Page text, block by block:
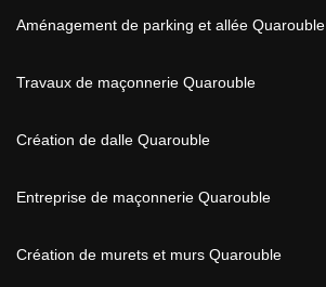
Aménagement de parking et allée Quarouble
Travaux de maçonnerie Quarouble
Création de dalle Quarouble
Entreprise de maçonnerie Quarouble
Création de murets et murs Quarouble